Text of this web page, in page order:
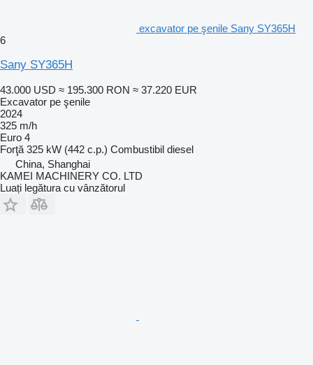
excavator pe şenile Sany SY365H
6
Sany SY365H
43.000 USD ≈ 195.300 RON ≈ 37.220 EUR
Excavator pe şenile
2024
325 m/h
Euro 4
Forţă 325 kW (442 c.p.) Combustibil diesel
China, Shanghai
KAMEI MACHINERY CO. LTD
Luați legătura cu vânzătorul